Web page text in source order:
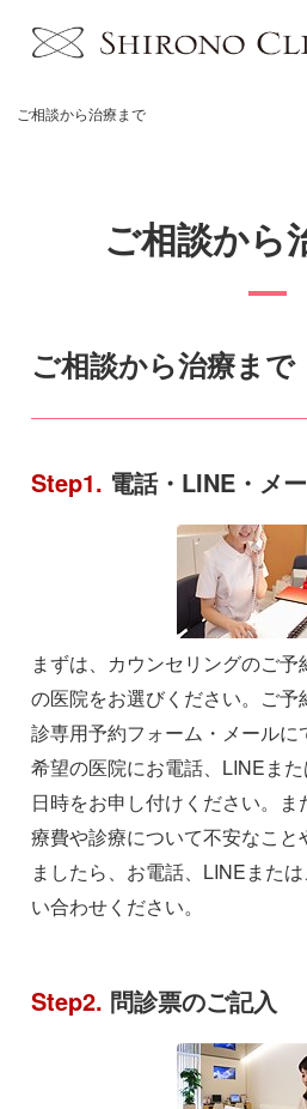
ご相談から治療まで
ご相談から
ご相談から治療まで
Step1. 電話・LINE・メ
まずは、カウンセリングのご
の医院をお選びください。ご
診専用予約フォーム・メール
希望の医院にお電話、LINEま
日時をお申し付けください。
療費や診療について不安なこ
ましたら、お電話、LINEまた
い合わせください。
Step2. 問診票のご記入